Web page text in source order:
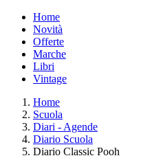
Home
Novità
Offerte
Marche
Libri
Vintage
Home
Scuola
Diari - Agende
Diario Scuola
Diario Classic Pooh